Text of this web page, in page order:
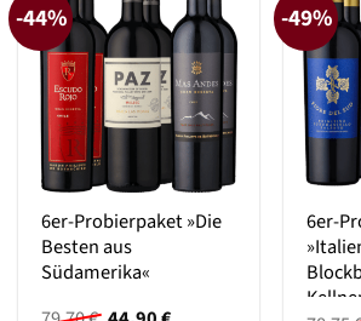
-44%
6er-Probierpaket »Die
Besten aus
Südamerika«
-49%
6er-